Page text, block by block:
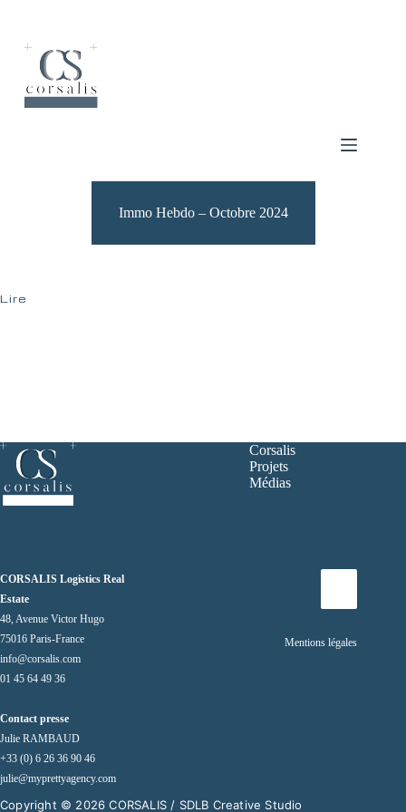
Immo Hebdo – Octobre 2024
Lire
CORSALIS Logistics Real
Estate
48, Avenue Victor Hugo
75016 Paris-France
info@corsalis.com
01 45 64 49 36
Contact presse
Julie RAMBAUD
+33 (0) 6 26 36 90 46
julie@myprettyagency.com
Corsalis
Projets
Médias
Mentions légales
Copyright © 2026 CORSALIS / SDLB Creative Studio